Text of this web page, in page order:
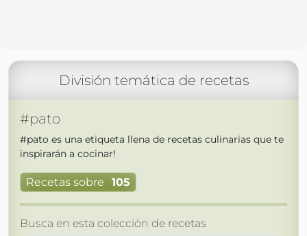
División temática de recetas
#pato
#pato es una etiqueta llena de recetas culinarias que te
inspirarán a cocinar!
Recetas sobre 105
Busca en esta colección de recetas